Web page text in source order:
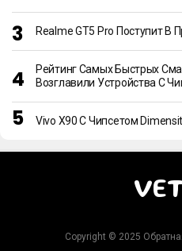
Realme GT5 Pro Поступит В
Рейтинг Самых Быстрых
Возглавили Устройства С
Vivo X90 С Чипсетом
Copyright © 2025